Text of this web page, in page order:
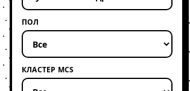
ПОЛ
КЛАСТЕР MCS